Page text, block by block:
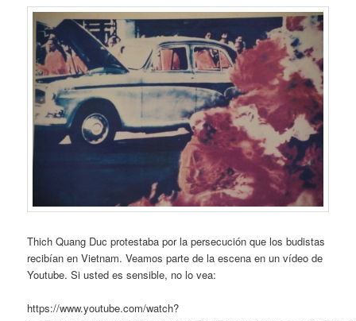
Thich Quang Duc protestaba por la persecución que los budistas
recibían en Vietnam. Veamos parte de la escena en un vídeo de
Youtube. Si usted es sensible, no lo vea:
https://www.youtube.com/watch?